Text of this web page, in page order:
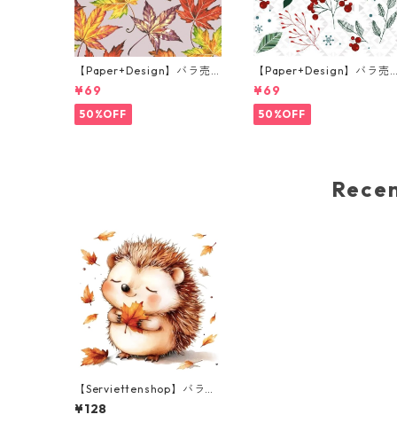
【Paper+Design】バラ売
り2枚 ランチサイズ ペーパ
ーナプキン Fall leaves グレ
ー
¥69
50%OFF
【Paper+Design】バラ売
り2枚 ランチサイズ ペーパ
ーナプキン Festive florals
ホワイト
¥69
50%OFF
【Serviettenshop】バラ売
り2枚 ランチサイズ ペーパ
ーナプキン Lovely Autumn
¥128